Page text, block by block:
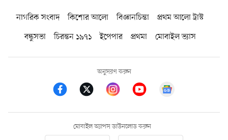
নাগরিক সংবাদ কিশোর আলো বিজ্ঞানচিন্তা
প্রথম আলো ট্রাস্ট
বন্ধুসভা
চিরন্তন ১৯৭১ ইপেপার প্রথমা মোবাইল ভ্যাস
অনুসরণ করুন
মোবাইল অ্যাপস ডাউনলোড করুন